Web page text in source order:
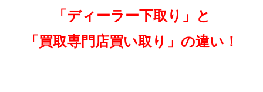
「ディーラー下取り」と
「買取専門店買い取り」 の違い！